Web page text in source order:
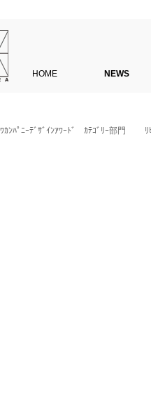
HOME NEWS
ﾝﾊﾟﾆｰﾃﾞｻﾞｲﾝｱﾜｰﾄﾞ ｶﾃｺﾞﾘｰ部門 ﾘﾋﾞ